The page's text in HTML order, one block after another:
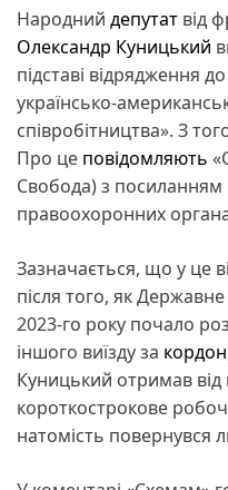
Народний депутат від
Олександр Куницький
підставі відрядження
українсько-
співробітництва». З
Про це повідомляють
Свобода) з посиланням
правоохоронних
Зазначається, що у це
після того, як
2023-го року почало
іншого виїзду за кордон
Куницький отримав від
короткострокове
натомість повернувся